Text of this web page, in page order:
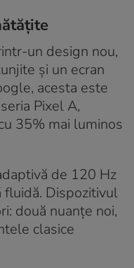
un design nou,
și un ecran
acesta este
Pixel A,
35% mai luminos
de 120 Hz
fluidă. Dispozitivul
două nuanțe noi,
clasice